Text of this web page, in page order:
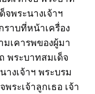
จพระนางเจ้าฯ
ราบที่หน้าเครื่อง
เคารพของผู้มา
พระบาทสมเด็จ
างเจ้าฯ พระบรม
ระเจ้าลูกเธอ เจ้า